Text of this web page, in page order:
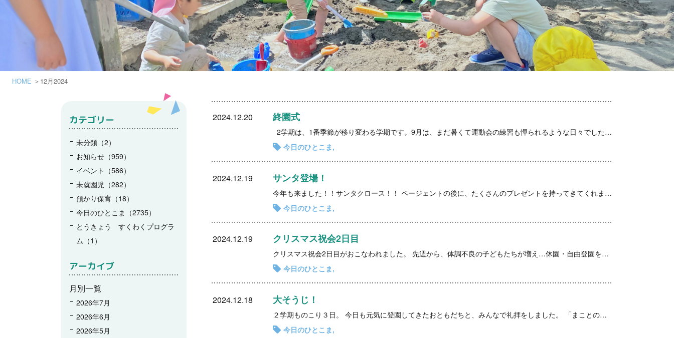
HOME 12月2024
2024.12.20 終園式
2学期は、1番季節が移り変わる学期です。9月は、まだ暑くて運動会の練習も憚られるような日々でした……
今日のひとこま
2024.12.19 サンタ登場！
今年も来ました！！サンタクロース！！ ページェントの後に、たくさんのプレゼントを持ってきてくれました。 ページ……
今日のひとこま
2024.12.19 クリスマス祝会2日目
クリスマス祝会2日目がおこなわれました。 先週から、体調不良の子どもたちが増え…休園・自由登園をし、子どもたち……
今日のひとこま
2024.12.18 大そうじ！
２学期ものこり３日。 今日も元気に登園してきたおともだちと、みんなで礼拝をしました。 「まことのひかり」って何……
今日のひとこま
カテゴリー
未分類（2）
お知らせ（959）
イベント（586）
未就園児（282）
預かり保育（18）
今日のひとこま（2735）
とうきょう すくわくプログラ
ム（1）
アーカイブ
月別一覧
2026年7月
2026年6月
2026年5月